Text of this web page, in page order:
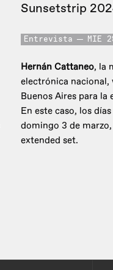
Sunsetstrip
Entrevista MIE
Hernán Cattaneo, la
electrónica nacional,
Buenos Aires para
En este caso, los
domingo 3 de
extended set.